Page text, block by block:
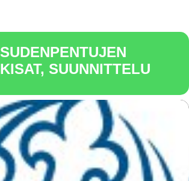
SUDENPENTUJEN
KISAT, SUUNNITTELU